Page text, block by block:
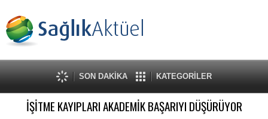
SON DAKİKA KATEGORİLER
İŞİTME KAYIPLARI AKADEMİK BAŞARIYI DÜŞÜRÜYOR